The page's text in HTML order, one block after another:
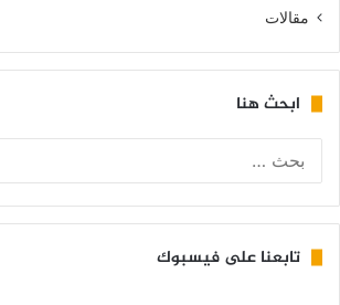
مقالات
ابحث هنا
تابعنا على فيسبوك